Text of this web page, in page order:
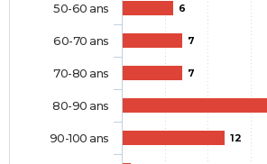
6
7
7
12
50-60 ans
60-70 ans
70-80 ans
80-90 ans
90-100 ans